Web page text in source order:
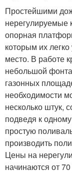
Простейшими
нерегулируемые
опорная
которым их
место. В работе
небольшой
газонных
необходимости
несколько штук,
подведя к
простую
производить
Цены на
начинаются от